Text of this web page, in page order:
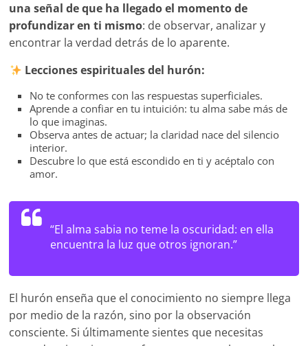
una señal de que ha llegado el momento de
profundizar en ti mismo: de observar, analizar y
encontrar la verdad detrás de lo aparente.
Lecciones espirituales del hurón:
No te conformes con las respuestas superficiales.
Aprende a confiar en tu intuición: tu alma sabe más de
lo que imaginas.
Observa antes de actuar; la claridad nace del silencio
interior.
Descubre lo que está escondido en ti y acéptalo con
amor.
“El alma sabia no teme la oscuridad: en ella
encuentra la luz que otros ignoran.”
El hurón enseña que el conocimiento no siempre llega
por medio de la razón, sino por la observación
consciente. Si últimamente sientes que necesitas